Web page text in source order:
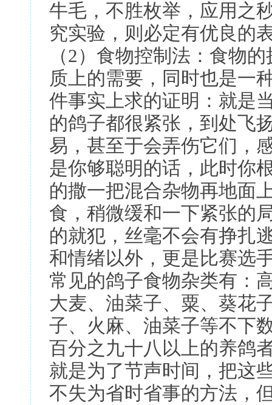
牛毛，不胜枚举，应用之
究实验，则必定有优良的
（2）食物控制法：食物
质上的需要，同时也是一
件事实上求的证明：就是
的鸽子都很紧张，到处飞
易，甚至于会弄伤它们，
是你够聪明的话，此时你
的撒一把混合杂物再地面
食，稍微缓和一下紧张的
的就犯，丝毫不会有挣扎
和情绪以外，更是比赛选
常见的鸽子食物杂类有：
大麦、油菜子、粟、葵花
子、火麻、油菜子等不下
百分之九十八以上的养鸽
就是为了节声时间，把这
不失为省时省事的方法，